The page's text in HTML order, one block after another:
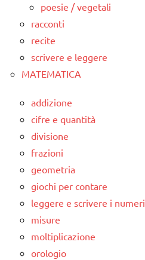
poesie / vegetali
racconti
recite
scrivere e leggere
MATEMATICA
addizione
cifre e quantità
divisione
frazioni
geometria
giochi per contare
leggere e scrivere i numeri
misure
moltiplicazione
orologio